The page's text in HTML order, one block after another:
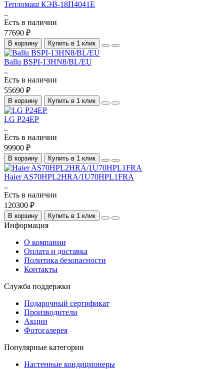
Тепломаш КЭВ-18П4041Е
..
Есть в наличии
77690 ₽
В корзину Купить в 1 клик
Ballu BSPI-13HN8/BL/EU
..
Есть в наличии
55690 ₽
В корзину Купить в 1 клик
LG P24EP
..
Есть в наличии
99900 ₽
В корзину Купить в 1 клик
Haier AS70HPL2HRA/1U70HPL1FRA
..
Есть в наличии
120300 ₽
В корзину Купить в 1 клик
Информация
О компании
Оплата и доставка
Политика безопасности
Контакты
Служба поддержки
Подарочный сертификат
Производители
Акции
Фотогалерея
Популярные категории
Настенные кондиционеры